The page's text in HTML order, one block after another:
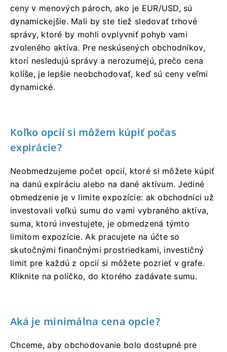
ceny v menových pároch, ako je EUR/USD, sú
dynamickejšie. Mali by ste tiež sledovať trhové
správy, ktoré by mohli ovplyvniť pohyb vami
zvoleného aktíva. Pre neskúsených obchodníkov,
ktorí nesledujú správy a nerozumejú, prečo cena
kolíše, je lepšie neobchodovať, keď sú ceny veľmi
dynamické.
Koľko opcií si môžem kúpiť počas
expirácie?
Neobmedzujeme počet opcií, ktoré si môžete kúpiť
na danú expiráciu alebo na dané aktívum. Jediné
obmedzenie je v limite expozície: ak obchodníci už
investovali veľkú sumu do vami vybraného aktíva,
suma, ktorú investujete, je obmedzená týmto
limitom expozície. Ak pracujete na účte so
skutočnými finančnými prostriedkami, investičný
limit pre každú z opcií si môžete pozrieť v grafe.
Kliknite na políčko, do ktorého zadávate sumu.
Aká je minimálna cena opcie?
Chceme, aby obchodovanie bolo dostupné pre